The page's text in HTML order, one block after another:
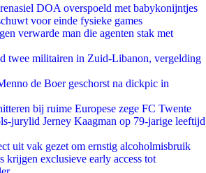
DOA overspoeld met babykonijntjes
voor einde fysieke games
verwarde man die agenten stak met
twee militairen in Zuid-Libanon, vergelding
de Boer geschorst na dickpic in
bij ruime Europese zege FC Twente
jurylid Jerney Kaagman op 79-jarige leeftijd
uit vak gezet om ernstig alcoholmisbruik
krijgen exclusieve early access tot